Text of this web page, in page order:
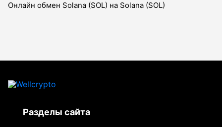
Онлайн обмен Solana (SOL) на Solana (SOL)
Разделы сайта